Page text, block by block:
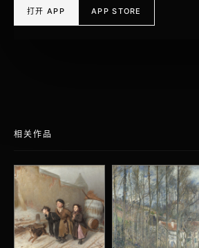
打开 APP APP STORE
相关作品